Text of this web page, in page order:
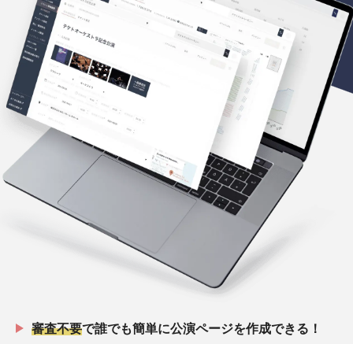
審査不要で誰でも簡単に公演ページを作成できる！